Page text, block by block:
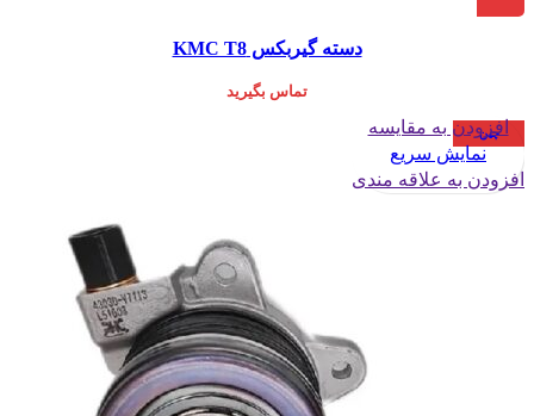
دسته گیربکس KMC T8
تماس بگیرید
چین
افزودن به مقایسه
نمایش سریع
افزودن به علاقه مندی